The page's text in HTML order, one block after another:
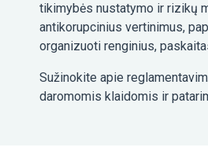
tikimybės nustatymo ir rizikų
antikorupcinius vertinimus,
organizuoti renginius,
Sužinokite apie
daromomis klaidomis ir